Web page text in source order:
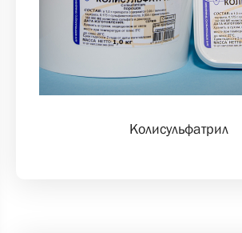
Колисульфатрил